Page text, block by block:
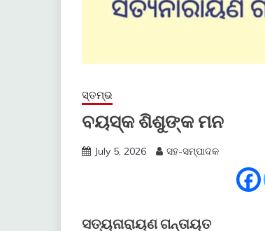
ସ୍ତମ୍ଭ
ବୟସ୍କ ଶିଶୁଙ୍କ ମନ
July 5, 2026 ସହ-ସମ୍ପାଦକ
ସତ୍ୟନାରାୟଣ ଗନ୍ତାୟତ